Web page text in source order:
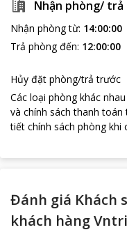
Nhận phòng/ trả
Nhận phòng từ: 14:00:00
Trả phòng đến: 12:00:00
Hủy đặt phòng/trả trước
Các loại phòng khác
và chính sách thanh toán
tiết chính sách phòng khi
Đánh giá Khách
khách hàng